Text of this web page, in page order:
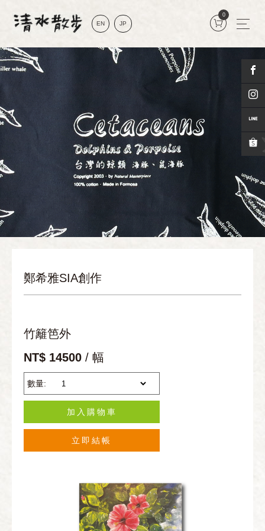
EN JP
0
鄭希雅SIA創作
竹籬笆外
NT$ 14500 / 幅
數量:
加入購物車
立即結帳